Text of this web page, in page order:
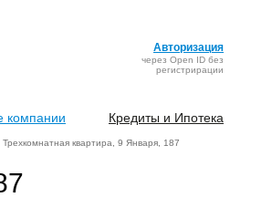
Авторизация
через Open ID без
регистрирации
Кредиты и Ипотека
компании
квартира, 9 Января, 187